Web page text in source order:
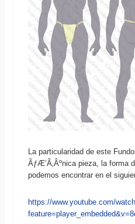
La particularidad de este
ÃƒÆ’Ã‚Âºnica pieza, la forma
podemos encontrar en el
https://www.youtube.com/